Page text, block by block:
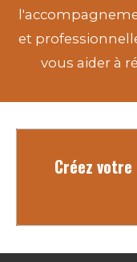
et
vous aider à
Créez